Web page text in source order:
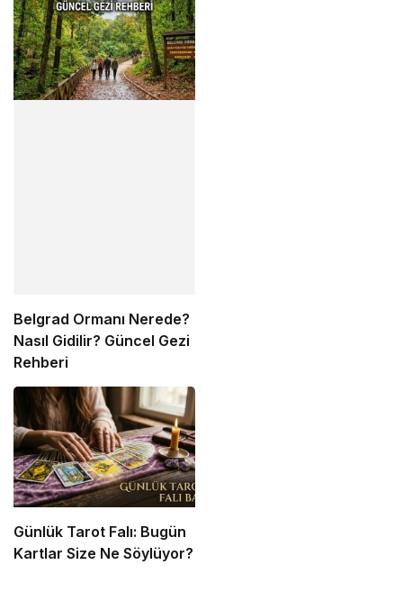
Belgrad Ormanı Nerede?
Nasıl Gidilir? Güncel Gezi
Rehberi
Günlük Tarot Falı: Bugün
Kartlar Size Ne Söylüyor?